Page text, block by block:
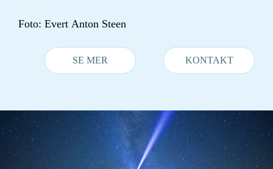
Foto: Evert Anton Steen